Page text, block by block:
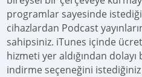
programlar sayesinde
cihazlardan Podcast
sahipsiniz. iTunes içinde
hizmeti yer aldığından
indirme seçeneğini